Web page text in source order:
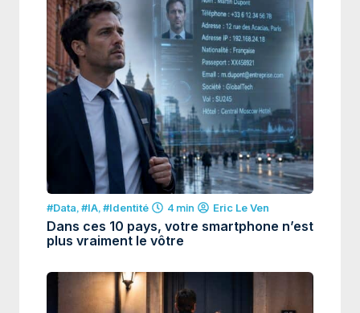
#Data,#IA,#Identité 4 min Eric Le Ven
Dans ces 10 pays, votre smartphone n’est
plus vraiment le vôtre